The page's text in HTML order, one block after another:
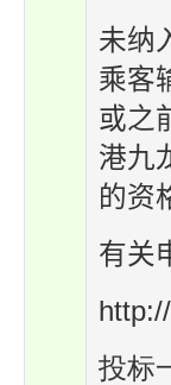
未纳
乘客
或之
港九
的资
有关
投标